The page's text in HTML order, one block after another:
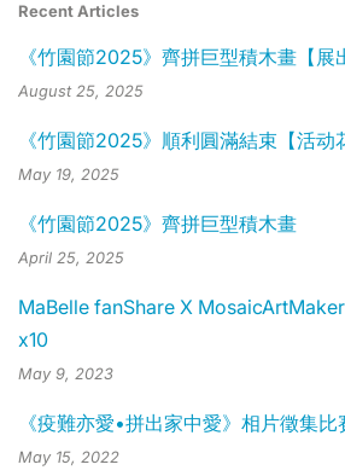
Recent Articles
《竹園節2025》齊拼巨型積木畫【展
August 25, 2025
《竹園節2025》順利圓滿結束【活动
May 19, 2025
《竹園節2025》齊拼巨型積木畫
April 25, 2025
MaBelle fanShare X
x10
May 9, 2023
《疫難亦愛•拼出家中愛》相片徵集
May 15, 2022